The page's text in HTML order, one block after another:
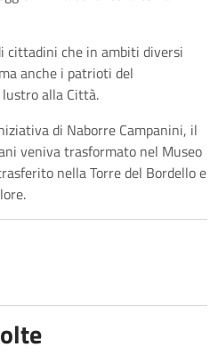
cittadini che in ambiti diversi
anche i patrioti del
alla Città.
di Naborre Campanini, il
veniva trasformato nel Museo
nella Torre del Bordello e